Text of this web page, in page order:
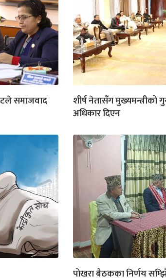
समाजवाद
शीर्ष नेतासँग मुख्यमन्त्रीको
अधिकार दिएन
पोखरा बैठकका निर्णय